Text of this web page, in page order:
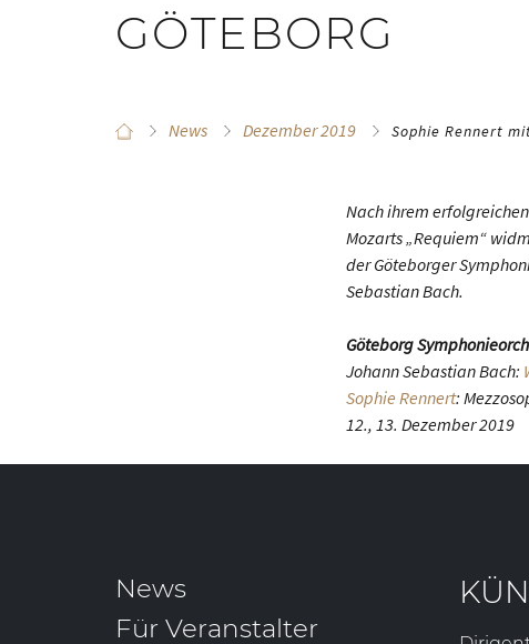
GÖTEBORG
News Dezember 2019 Sophie Rennert
Nach ihrem
Mozarts „Requiem“
der Göteborger
Sebastian Bach.
Göteborg
Johann Sebastian Bach:
Sophie Rennert:
12., 13. Dezember 2019
News
Für Veranstalter